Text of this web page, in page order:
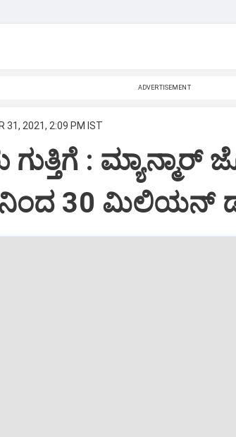
ADVERTISEMENT
31, 2021, 2:09 PM IST
ಗುತ್ತಿಗೆ : ಮ್ಯಾನ್ಮಾರ್
ನಿಂದ 30 ಮಿಲಿಯನ್